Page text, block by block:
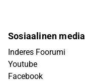
Sosiaalinen media
Inderes Foorumi
Youtube
Facebook